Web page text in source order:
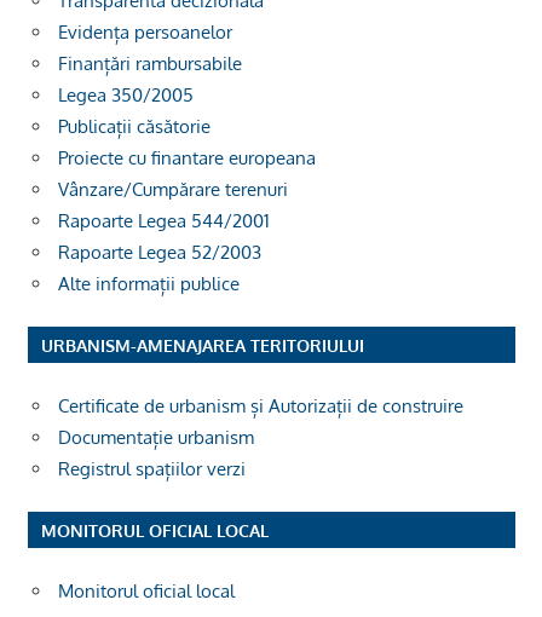
Evidența persoanelor
Finanțări rambursabile
Legea 350/2005
Publicații căsătorie
Proiecte cu finantare europeana
Vânzare/Cumpărare terenuri
Rapoarte Legea 544/2001
Rapoarte Legea 52/2003
Alte informații publice
URBANISM-AMENAJAREA TERITORIULUI
Certificate de urbanism și Autorizații de construire
Documentație urbanism
Registrul spațiilor verzi
MONITORUL OFICIAL LOCAL
Monitorul oficial local